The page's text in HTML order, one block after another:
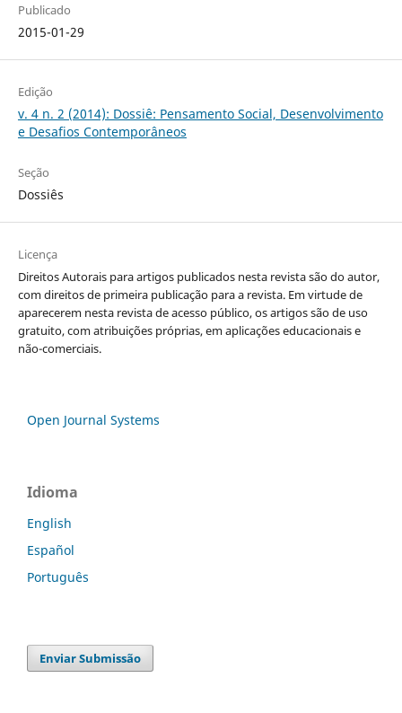
Publicado
2015-01-29
Edição
v. 4 n. 2 (2014): Dossiê: Pensamento Social, Desenvolvimento
e Desafios Contemporâneos
Seção
Dossiês
Licença
Direitos Autorais para artigos publicados nesta revista são do autor,
com direitos de primeira publicação para a revista. Em virtude de
aparecerem nesta revista de acesso público, os artigos são de uso
gratuito, com atribuições próprias, em aplicações educacionais e
não-comerciais.
Open Journal Systems
Idioma
English
Español
Português
Enviar Submissão